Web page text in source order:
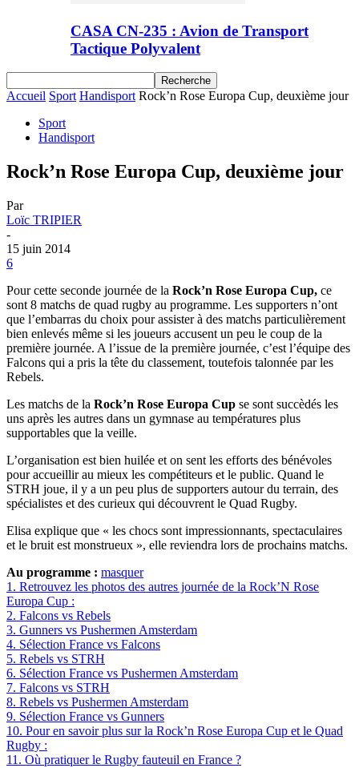
CASA CN-235 : Avion de Transport
Tactique Polyvalent
Accueil Sport Handisport Rock’n Rose Europa Cup, deuxième jour
Sport
Handisport
Rock’n Rose Europa Cup, deuxième jour
Par
Loïc TRIPIER
-
15 juin 2014
6
Pour cette seconde journée de la Rock’n Rose Europa Cup, ce
sont 8 matchs de quad rugby au programme. Les supporters n’ont
que l’embarras du choix pour assister à des matchs particulièrement
bien enlevés même si les joueurs accusent un peu le coup de la
première journée. A l’issue de la première journée, c’est l’équipe des
Falcons qui a pris la tête du classement, toutefois talonnée par les
Rebels.
Les matchs de la Rock’n Rose Europa Cup se sont succèdés les
uns après les autres dans un gymnase au températures plus
supportables que la veille.
L’organisation est bien huilée et on sent les efforts des bénévoles
pour accueillir au mieux les compétiteurs et le public. Quand le
STRH joue, il y a un peu plus de supporters autour du terrain, des
spécialistes et des curieux qui découvrent le Quad Rugby.
Elisa explique que « les chocs sont impressionnants, spectaculaires
et le bruit est monstrueux », elle reviendra lors de prochains matchs.
Au programme : masquer
1. Retrouvez les photos des autres journée de la Rock’N Rose
Europa Cup :
2. Falcons vs Rebels
3. Gunners vs Pushermen Amsterdam
4. Sélection France vs Falcons
5. Rebels vs STRH
6. Sélection France vs Pushermen Amsterdam
7. Falcons vs STRH
8. Rebels vs Pushermen Amsterdam
9. Sélection France vs Gunners
10. Pour en savoir plus sur la Rock’n Rose Europa Cup et le Quad
Rugby :
11. Où pratiquer le Rugby fauteuil en France ?